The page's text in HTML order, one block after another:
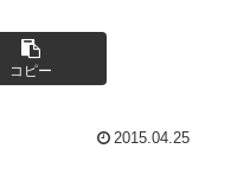
コピー
2015.04.25